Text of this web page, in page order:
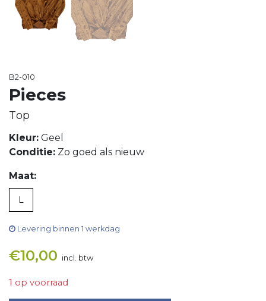
B2-010
Pieces
Top
Kleur: Geel
Conditie: Zo goed als nieuw
Maat:
L
Levering binnen 1 werkdag
€10,00 incl. btw
1 op voorraad